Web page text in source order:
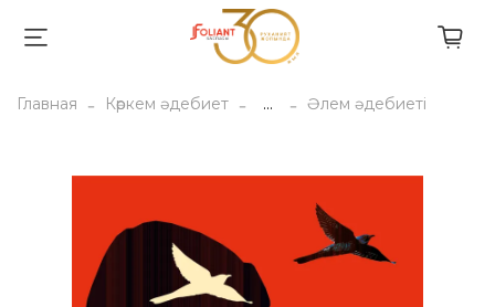
Главная Көркем әдебиет ... Әлем әдебиеті